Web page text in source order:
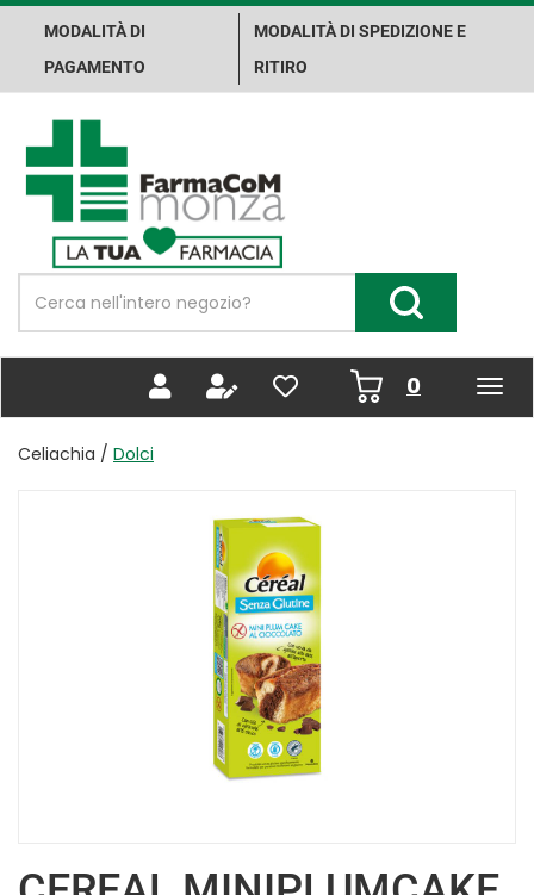
Passa
contenuto
MODALITÀ DI
PAGAMENTO
MODALITÀ DI SPEDIZIONE E
RITIRO
Farma.Co.M.
Spa
Prodotto
Cerca Prodotto
0 prodotti
inseriti
Celiachia / Dolci